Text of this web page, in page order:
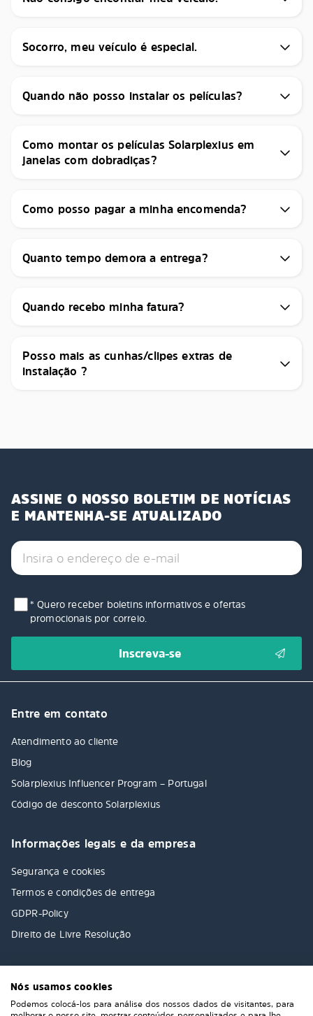
Socorro, meu veículo é especial.
Quando não posso instalar os películas?
Como montar os películas Solarplexius em
janelas com dobradiças?
Como posso pagar a minha encomenda?
Quanto tempo demora a entrega?
Quando recebo minha fatura?
Posso mais as cunhas/clipes extras de
instalação ?
ASSINE O NOSSO BOLETIM DE NOTÍCIAS
E MANTENHA-SE ATUALIZADO
* Quero receber boletins informativos e ofertas
promocionais por correio.
Entre em contato
Atendimento ao cliente
Blog
Solarplexius Influencer Program – Portugal
Código de desconto Solarplexius
Informações legais e da empresa
Segurança e cookies
Termos e condições de entrega
GDPR-Policy
Direito de Livre Resolução
Nós usamos cookies
Podemos colocá-los para análise dos nossos dados de visitantes, para